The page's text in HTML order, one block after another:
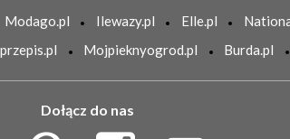
Modago.pl Ilewazy.pl Elle.pl
Mojpieknyogrod.pl Burda.pl
Dołącz do nas